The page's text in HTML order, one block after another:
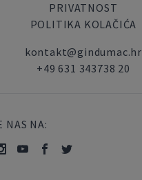
PRIVATNOST
POLITIKA KOLAČIĆA
kontakt@gindumac.hr
+49 631 343738 20
NAS NA: